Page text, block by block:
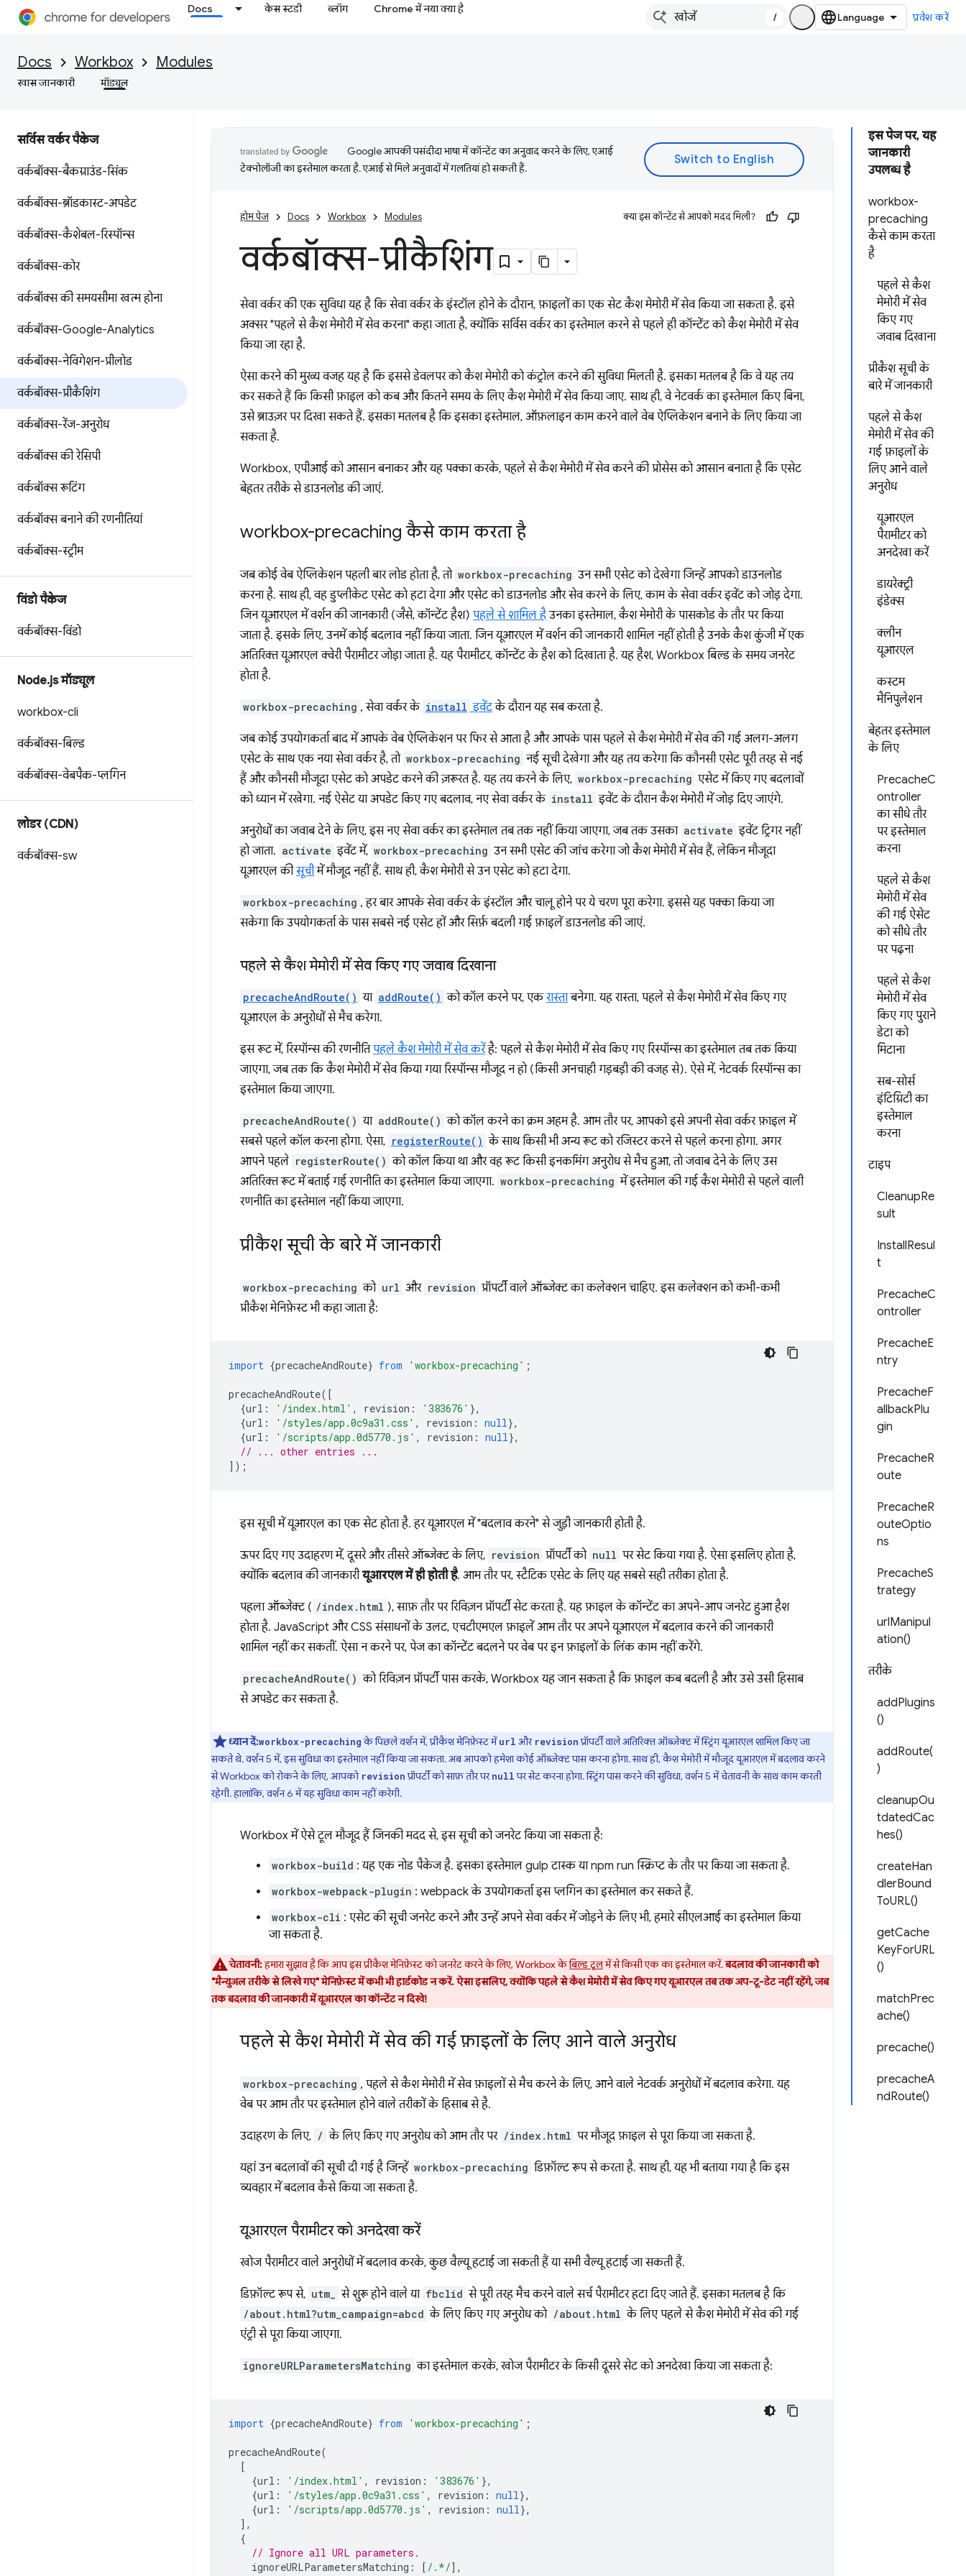
Docs केस स्टडी ब्लॉग Chrome में नया क्या है
/ प्रवेश करें
Docs Workbox Modules
खास जानकारी मॉड्यूल
सर्विस वर्कर पैकेज
वर्कबॉक्स-बैकग्राउंड-सिंक
वर्कबॉक्स-ब्रॉडकास्ट-अपडेट
वर्कबॉक्स-कैशेबल-रिस्पॉन्स
वर्कबॉक्स-कोर
वर्कबॉक्स की समयसीमा खत्म होना
वर्कबॉक्स-Google-Analytics
वर्कबॉक्स-नेविगेशन-प्रीलोड
वर्कबॉक्स-प्रीकैशिंग
वर्कबॉक्स-रेंज-अनुरोध
वर्कबॉक्स की रेसिपी
वर्कबॉक्स रूटिंग
वर्कबॉक्स बनाने की रणनीतियां
वर्कबॉक्स-स्ट्रीम
विंडो पैकेज
वर्कबॉक्स-विंडो
Node.js मॉड्यूल
workbox-cli
वर्कबॉक्स-बिल्ड
वर्कबॉक्स-वेबपैक-प्लगिन
लोडर (CDN)
वर्कबॉक्स-sw
इस पेज पर, यह
जानकारी
उपलब्ध है
workbox-
precaching
कैसे काम करता
है
पहले से कैश
मेमोरी में सेव
किए गए
जवाब दिखाना
प्रीकैश सूची के
बारे में जानकारी
पहले से कैश
मेमोरी में सेव की
गई फ़ाइलों के
लिए आने वाले
अनुरोध
यूआरएल
पैरामीटर को
अनदेखा करें
डायरेक्ट्री
इंडेक्स
क्लीन
यूआरएल
कस्टम
मैनिपुलेशन
बेहतर इस्तेमाल
के लिए
PrecacheC
ontroller
का सीधे तौर
पर इस्तेमाल
करना
पहले से कैश
मेमोरी में सेव
की गई ऐसेट
को सीधे तौर
पर पढ़ना
पहले से कैश
मेमोरी में सेव
किए गए पुराने
डेटा को
मिटाना
सब-सोर्स
इंटिग्रिटी का
इस्तेमाल
करना
टाइप
CleanupRe
sult
InstallResul
t
PrecacheC
ontroller
PrecacheE
ntry
PrecacheF
allbackPlu
gin
PrecacheR
oute
PrecacheR
outeOptio
ns
PrecacheS
trategy
urlManipul
ation()
तरीके
addPlugins
()
addRoute(
)
cleanupOu
tdatedCac
hes()
createHan
dlerBound
ToURL()
getCache
KeyForURL
()
matchPrec
ache()
precache()
precacheA
ndRoute()
Google आपकी पसंदीदा भाषा में कॉन्टेंट का अनुवाद करने के लिए, एआई
टेक्नोलॉजी का इस्तेमाल करता है. एआई से मिले अनुवादों में गलतियां हो सकती हैं.
होम पेज Docs Workbox Modules क्या इस कॉन्टेंट से आपको मदद मिली?
वर्कबॉक्स-प्रीकैशिंग
सेवा वर्कर की एक सुविधा यह है कि सेवा वर्कर के इंस्टॉल होने के दौरान, फ़ाइलों का एक सेट कैश मेमोरी में सेव किया जा सकता है. इसे
अक्सर "पहले से कैश मेमोरी में सेव करना" कहा जाता है, क्योंकि सर्विस वर्कर का इस्तेमाल करने से पहले ही कॉन्टेंट को कैश मेमोरी में सेव
किया जा रहा है.
ऐसा करने की मुख्य वजह यह है कि इससे डेवलपर को कैश मेमोरी को कंट्रोल करने की सुविधा मिलती है. इसका मतलब है कि वे यह तय
कर सकते हैं कि किसी फ़ाइल को कब और कितने समय के लिए कैश मेमोरी में सेव किया जाए. साथ ही, वे नेटवर्क का इस्तेमाल किए बिना,
उसे ब्राउज़र पर दिखा सकते हैं. इसका मतलब है कि इसका इस्तेमाल, ऑफ़लाइन काम करने वाले वेब ऐप्लिकेशन बनाने के लिए किया जा
सकता है.
Workbox, एपीआई को आसान बनाकर और यह पक्का करके, पहले से कैश मेमोरी में सेव करने की प्रोसेस को आसान बनाता है कि एसेट
बेहतर तरीके से डाउनलोड की जाएं.
workbox-precaching कैसे काम करता है
जब कोई वेब ऐप्लिकेशन पहली बार लोड होता है, तो workbox-precaching उन सभी एसेट को देखेगा जिन्हें आपको डाउनलोड
करना है. साथ ही, वह डुप्लीकेट एसेट को हटा देगा और एसेट को डाउनलोड और सेव करने के लिए, काम के सेवा वर्कर इवेंट को जोड़ देगा.
जिन यूआरएल में वर्शन की जानकारी (जैसे, कॉन्टेंट हैश) पहले से शामिल है उनका इस्तेमाल, कैश मेमोरी के पासकोड के तौर पर किया
जाता है. इसके लिए, उनमें कोई बदलाव नहीं किया जाता. जिन यूआरएल में वर्शन की जानकारी शामिल नहीं होती है उनके कैश कुंजी में एक
अतिरिक्त यूआरएल क्वेरी पैरामीटर जोड़ा जाता है. यह पैरामीटर, कॉन्टेंट के हैश को दिखाता है. यह हैश, Workbox बिल्ड के समय जनरेट
होता है.
workbox-precaching , सेवा वर्कर के install इवेंटके दौरान यह सब करता है.
जब कोई उपयोगकर्ता बाद में आपके वेब ऐप्लिकेशन पर फिर से आता है और आपके पास पहले से कैश मेमोरी में सेव की गई अलग-अलग
एसेट के साथ एक नया सेवा वर्कर है, तो workbox-precaching नई सूची देखेगा और यह तय करेगा कि कौनसी एसेट पूरी तरह से नई
हैं और कौनसी मौजूदा एसेट को अपडेट करने की ज़रूरत है. यह तय करने के लिए, workbox-precaching एसेट में किए गए बदलावों
को ध्यान में रखेगा. नई ऐसेट या अपडेट किए गए बदलाव, नए सेवा वर्कर के install इवेंट के दौरान कैश मेमोरी में जोड़ दिए जाएंगे.
अनुरोधों का जवाब देने के लिए, इस नए सेवा वर्कर का इस्तेमाल तब तक नहीं किया जाएगा, जब तक उसका activate इवेंट ट्रिगर नहीं
हो जाता. activate इवेंट में, workbox-precaching उन सभी एसेट की जांच करेगा जो कैश मेमोरी में सेव हैं, लेकिन मौजूदा
यूआरएल कीसूचीमें मौजूद नहीं हैं. साथ ही, कैश मेमोरी से उन एसेट को हटा देगा.
workbox-precaching , हर बार आपके सेवा वर्कर के इंस्टॉल और चालू होने पर ये चरण पूरा करेगा. इससे यह पक्का किया जा
सकेगा कि उपयोगकर्ता के पास सबसे नई एसेट हों और सिर्फ़ बदली गई फ़ाइलें डाउनलोड की जाएं.
पहले से कैश मेमोरी में सेव किए गए जवाब दिखाना
precacheAndRoute() या addRoute() को कॉल करने पर, एकरास्ताबनेगा. यह रास्ता, पहले से कैश मेमोरी में सेव किए गए
यूआरएल के अनुरोधों से मैच करेगा.
इस रूट में, रिस्पॉन्स की रणनीतिपहले कैश मेमोरी में सेव करेंहै: पहले से कैश मेमोरी में सेव किए गए रिस्पॉन्स का इस्तेमाल तब तक किया
जाएगा, जब तक कि कैश मेमोरी में सेव किया गया रिस्पॉन्स मौजूद न हो (किसी अनचाही गड़बड़ी की वजह से). ऐसे में, नेटवर्क रिस्पॉन्स का
इस्तेमाल किया जाएगा.
precacheAndRoute() या addRoute() को कॉल करने का क्रम अहम है. आम तौर पर, आपको इसे अपनी सेवा वर्कर फ़ाइल में
सबसे पहले कॉल करना होगा. ऐसा, registerRoute() के साथ किसी भी अन्य रूट को रजिस्टर करने से पहले करना होगा. अगर
आपने पहले registerRoute() को कॉल किया था और वह रूट किसी इनकमिंग अनुरोध से मैच हुआ, तो जवाब देने के लिए उस
अतिरिक्त रूट में बताई गई रणनीति का इस्तेमाल किया जाएगा. workbox-precaching में इस्तेमाल की गई कैश मेमोरी से पहले वाली
रणनीति का इस्तेमाल नहीं किया जाएगा.
प्रीकैश सूची के बारे में जानकारी
workbox-precaching को url और revision प्रॉपर्टी वाले ऑब्जेक्ट का कलेक्शन चाहिए. इस कलेक्शन को कभी-कभी
प्रीकैश मेनिफ़ेस्ट भी कहा जाता है:
import {precacheAndRoute} from 'workbox-precaching' ;
precacheAndRoute([
{url : '/index.html' , revision : '383676' },
{url : '/styles/app.0c9a31.css' , revision : null},
{url : '/scripts/app.0d5770.js' , revision : null},
// ... other entries ...
]);
इस सूची में यूआरएल का एक सेट होता है. हर यूआरएल में "बदलाव करने" से जुड़ी जानकारी होती है.
ऊपर दिए गए उदाहरण में, दूसरे और तीसरे ऑब्जेक्ट के लिए, revision प्रॉपर्टी को null पर सेट किया गया है. ऐसा इसलिए होता है,
क्योंकि बदलाव की जानकारीयूआरएल में ही होती है. आम तौर पर, स्टैटिक एसेट के लिए यह सबसे सही तरीका होता है.
पहला ऑब्जेक्ट ( /index.html ), साफ़ तौर पर रिविज़न प्रॉपर्टी सेट करता है. यह फ़ाइल के कॉन्टेंट का अपने-आप जनरेट हुआ हैश
होता है. JavaScript और CSS संसाधनों के उलट, एचटीएमएल फ़ाइलें आम तौर पर अपने यूआरएल में बदलाव करने की जानकारी
शामिल नहीं कर सकतीं. ऐसा न करने पर, पेज का कॉन्टेंट बदलने पर वेब पर इन फ़ाइलों के लिंक काम नहीं करेंगे.
precacheAndRoute() को रिविज़न प्रॉपर्टी पास करके, Workbox यह जान सकता है कि फ़ाइल कब बदली है और उसे उसी हिसाब
से अपडेट कर सकता है.
ध्यान दें:workbox-precachingके पिछले वर्शन में, प्रीकैश मेनिफ़ेस्ट मेंurl और revisionप्रॉपर्टी वाले अतिरिक्त ऑब्जेक्ट में स्ट्रिंग यूआरएल शामिल किए जा
सकते थे. वर्शन 5 में, इस सुविधा का इस्तेमाल नहीं किया जा सकता. अब आपको हमेशा कोई ऑब्जेक्ट पास करना होगा. साथ ही, कैश मेमोरी में मौजूद यूआरएल में बदलाव करने
से Workbox को रोकने के लिए, आपको revisionप्रॉपर्टी को साफ़ तौर परnullपर सेट करना होगा. स्ट्रिंग पास करने की सुविधा, वर्शन 5 में चेतावनी के साथ काम करती
रहेगी. हालांकि, वर्शन 6 में यह सुविधा काम नहीं करेगी.
Workbox में ऐसे टूल मौजूद हैं जिनकी मदद से, इस सूची को जनरेट किया जा सकता है:
workbox-build : यह एक नोड पैकेज है. इसका इस्तेमाल gulp टास्क या npm run स्क्रिप्ट के तौर पर किया जा सकता है.
workbox-webpack-plugin : webpack के उपयोगकर्ता इस प्लगिन का इस्तेमाल कर सकते हैं.
workbox-cli : एसेट की सूची जनरेट करने और उन्हें अपने सेवा वर्कर में जोड़ने के लिए भी, हमारे सीएलआई का इस्तेमाल किया
जा सकता है.
चेतावनी:हमारा सुझाव है कि आप इस प्रीकैश मेनिफ़ेस्ट को जनरेट करने के लिए, Workbox केबिल्ड टूलमें से किसी एक का इस्तेमाल करें.बदलाव की जानकारी को
"मैन्युअल तरीके से लिखे गए" मेनिफ़ेस्ट में कभी भी हार्डकोड न करें. ऐसा इसलिए, क्योंकि पहले से कैश मेमोरी में सेव किए गए यूआरएल तब तक अप-टू-डेट नहीं रहेंगे, जब
तक बदलाव की जानकारी में यूआरएल का कॉन्टेंट न दिखे!
पहले से कैश मेमोरी में सेव की गई फ़ाइलों के लिए आने वाले अनुरोध
workbox-precaching , पहले से कैश मेमोरी में सेव फ़ाइलों से मैच करने के लिए, आने वाले नेटवर्क अनुरोधों में बदलाव करेगा. यह
वेब पर आम तौर पर इस्तेमाल होने वाले तरीकों के हिसाब से है.
उदाहरण के लिए, / के लिए किए गए अनुरोध को आम तौर पर /index.html पर मौजूद फ़ाइल से पूरा किया जा सकता है.
यहां उन बदलावों की सूची दी गई है जिन्हें workbox-precaching डिफ़ॉल्ट रूप से करता है. साथ ही, यह भी बताया गया है कि इस
व्यवहार में बदलाव कैसे किया जा सकता है.
यूआरएल पैरामीटर को अनदेखा करें
खोज पैरामीटर वाले अनुरोधों में बदलाव करके, कुछ वैल्यू हटाई जा सकती हैं या सभी वैल्यू हटाई जा सकती हैं.
डिफ़ॉल्ट रूप से, utm_ से शुरू होने वाले या fbclid से पूरी तरह मैच करने वाले सर्च पैरामीटर हटा दिए जाते हैं. इसका मतलब है कि
/about.html?utm_campaign=abcd के लिए किए गए अनुरोध को /about.html के लिए पहले से कैश मेमोरी में सेव की गई
एंट्री से पूरा किया जाएगा.
ignoreURLParametersMatching का इस्तेमाल करके, खोज पैरामीटर के किसी दूसरे सेट को अनदेखा किया जा सकता है:
import {precacheAndRoute} from 'workbox-precaching' ;
precacheAndRoute(
[
{url : '/index.html' , revision : '383676' },
{url : '/styles/app.0c9a31.css' , revision : null},
{url : '/scripts/app.0d5770.js' , revision : null},
],
{
// Ignore all URL parameters.
ignoreURLParametersMatching : [ /.*/],